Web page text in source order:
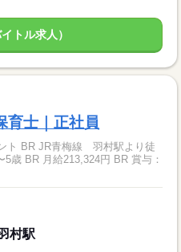
トル求人）
育士｜正社員
ト BR JR青梅線 羽村駅より徒
歳 BR 月給213,324円 BR 賞与：
村駅